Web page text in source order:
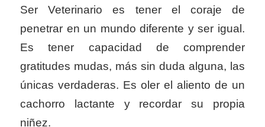
Ser Veterinario es tener el coraje de
penetrar en un mundo diferente y ser igual.
Es tener capacidad de comprender
gratitudes mudas, más sin duda alguna, las
únicas verdaderas. Es oler el aliento de un
cachorro lactante y recordar su propia
niñez.